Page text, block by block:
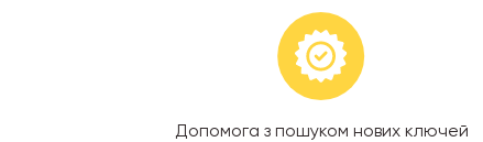
Допомога з пошуком нових ключей